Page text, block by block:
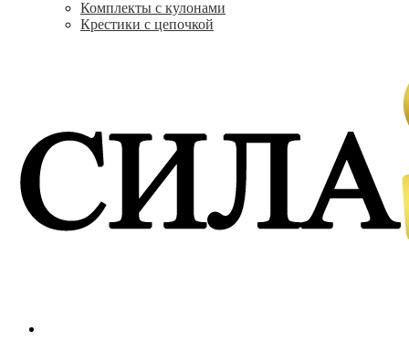
Комплекты с кулонами
Крестики с цепочкой